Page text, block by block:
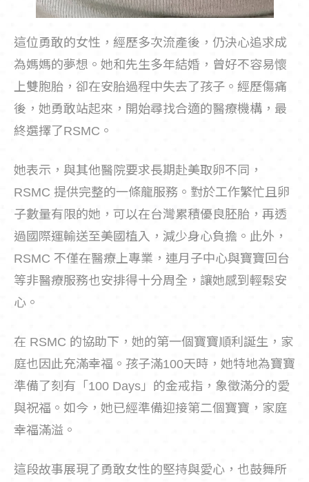
這位勇敢的女性，經歷多次流產後，仍決心追求成
為媽媽的夢想。她和先生多年結婚，曾好不容易懷
上雙胞胎，卻在安胎過程中失去了孩子。經歷傷痛
後，她勇敢站起來，開始尋找合適的醫療機構，最
終選擇了RSMC。
她表示，與其他醫院要求長期赴美取卵不同，
RSMC 提供完整的一條龍服務。對於工作繁忙且卵
子數量有限的她，可以在台灣累積優良胚胎，再透
過國際運輸送至美國植入，減少身心負擔。此外，
RSMC 不僅在醫療上專業，連月子中心與寶寶回台
等非醫療服務也安排得十分周全，讓她感到輕鬆安
心。
在 RSMC 的協助下，她的第一個寶寶順利誕生，家
庭也因此充滿幸福。孩子滿100天時，她特地為寶寶
準備了刻有「100 Days」的金戒指，象徵滿分的愛
與祝福。如今，她已經準備迎接第二個寶寶，家庭
幸福滿溢。
這段故事展現了勇敢女性的堅持與愛心，也鼓舞所